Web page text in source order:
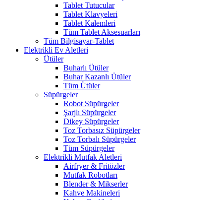
Tablet Tutucular
Tablet Klavyeleri
Tablet Kalemleri
Tüm Tablet Aksesuarları
Tüm Bilgisayar-Tablet
Elektrikli Ev Aletleri
Ütüler
Buharlı Ütüler
Buhar Kazanlı Ütüler
Tüm Ütüler
Süpürgeler
Robot Süpürgeler
Şarjlı Süpürgeler
Dikey Süpürgeler
Toz Torbasız Süpürgeler
Toz Torbalı Süpürgeler
Tüm Süpürgeler
Elektrikli Mutfak Aletleri
Airfryer & Fritözler
Mutfak Robotları
Blender & Mikserler
Kahve Makineleri